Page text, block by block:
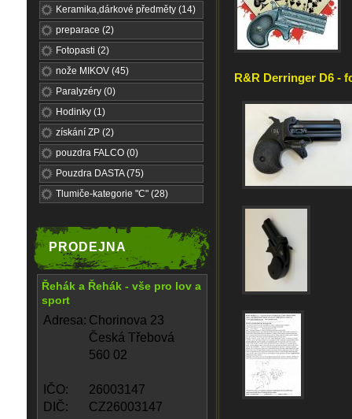
Keramika,dárkové předměty (14)
preparace (2)
Fotopasti (2)
nože MIKOV (45)
Paralyzéry (0)
Hodinky (1)
získání ZP (2)
pouzdra FALCO (0)
Pouzdra DASTA (75)
Tlumiče-kategorie "C" (28)
PRODEJNA
Řehák a Řehák - vše pro lov a
sport
Adresa: Chorinova 23
Česká Třebová
560 02
IČO:
26003147
DIČ:
CZ26003147
R&R Derringer D6 -